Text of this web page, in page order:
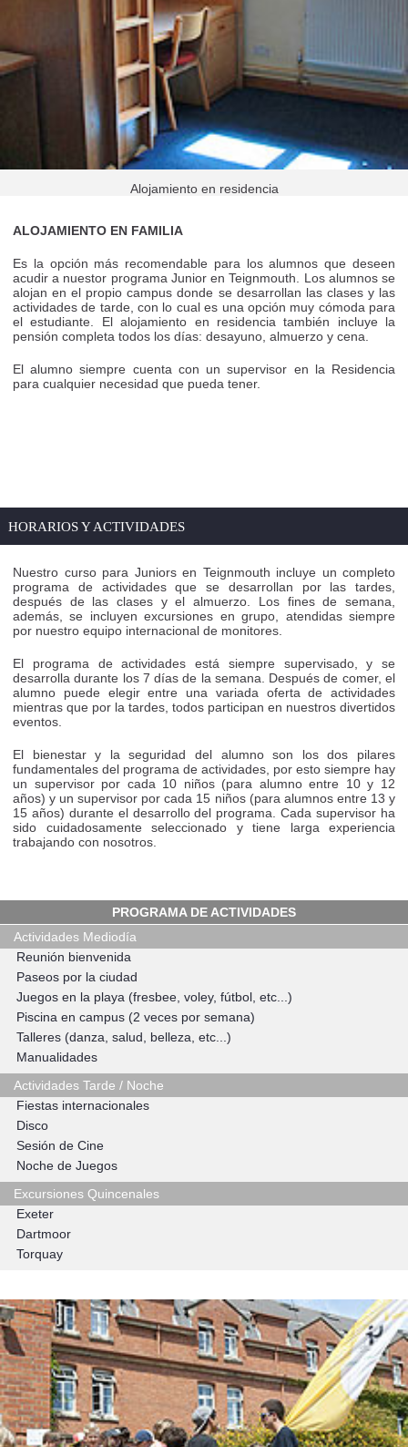
Alojamiento en residencia
ALOJAMIENTO EN FAMILIA
Es la opción más recomendable para los alumnos que deseen
acudir a nuestor programa Junior en Teignmouth. Los alumnos se
alojan en el propio campus donde se desarrollan las clases y las
actividades de tarde, con lo cual es una opción muy cómoda para
el estudiante. El alojamiento en residencia también incluye la
pensión completa todos los días: desayuno, almuerzo y cena.
El alumno siempre cuenta con un supervisor en la Residencia
para cualquier necesidad que pueda tener.
HORARIOS Y ACTIVIDADES
Nuestro curso para Juniors en Teignmouth incluye un completo
programa de actividades que se desarrollan por las tardes,
después de las clases y el almuerzo. Los fines de semana,
además, se incluyen excursiones en grupo, atendidas siempre
por nuestro equipo internacional de monitores.
El programa de actividades está siempre supervisado, y se
desarrolla durante los 7 días de la semana. Después de comer, el
alumno puede elegir entre una variada oferta de actividades
mientras que por la tardes, todos participan en nuestros divertidos
eventos.
El bienestar y la seguridad del alumno son los dos pilares
fundamentales del programa de actividades, por esto siempre hay
un supervisor por cada 10 niños (para alumno entre 10 y 12
años) y un supervisor por cada 15 niños (para alumnos entre 13 y
15 años) durante el desarrollo del programa. Cada supervisor ha
sido cuidadosamente seleccionado y tiene larga experiencia
trabajando con nosotros.
PROGRAMA DE ACTIVIDADES
Actividades Mediodía
Reunión bienvenida
Paseos por la ciudad
Juegos en la playa (fresbee, voley, fútbol, etc...)
Piscina en campus (2 veces por semana)
Talleres (danza, salud, belleza, etc...)
Manualidades
Actividades Tarde / Noche
Fiestas internacionales
Disco
Sesión de Cine
Noche de Juegos
Excursiones Quincenales
Exeter
Dartmoor
Torquay